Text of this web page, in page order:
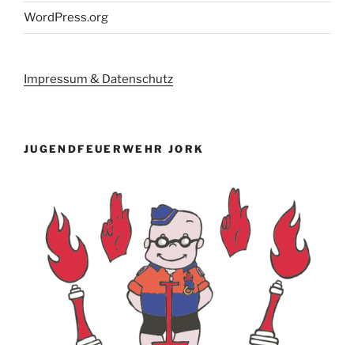
WordPress.org
Impressum & Datenschutz
JUGENDFEUERWEHR JORK